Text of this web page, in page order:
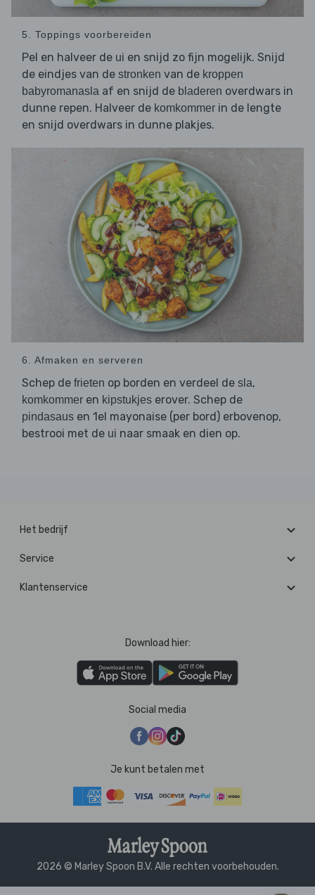
5. Toppings voorbereiden
Pel en halveer de ui en snijd zo fijn mogelijk. Snijd
de eindjes van de stronken van de kroppen
babyromanasla af en snijd de bladeren overdwars in
dunne repen. Halveer de komkommer in de lengte
en snijd overdwars in dunne plakjes.
6. Afmaken en serveren
Schep de frieten op borden en verdeel de sla,
komkommer en kipstukjes erover. Schep de
pindasaus en 1el mayonaise (per bord) erbovenop,
bestrooi met de ui naar smaak en dien op.
Het bedrijf
Service
Klantenservice
Download hier:
Social media
Je kunt betalen met
2026 © Marley Spoon B.V. Alle rechten voorbehouden.